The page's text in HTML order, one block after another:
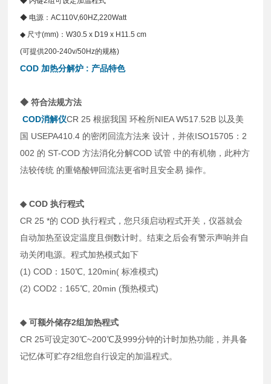
◆ 电源：AC110V,60HZ,220Watt
◆ 尺寸(mm)：W30.5 x D19 x H11.5 cm
(可提供200-240v/50Hz的规格)
COD 加热分解炉 : 产品特色
◆ 符合法规方法
COD消解仪CR 25 根据我国 环检所NIEA W517.52B 以及美
国 USEPA410.4 的密闭回流方法来 设计，并依ISO15705：2
002 的 ST-COD 方法消化分解COD 试管 中的有机物，此种方
法较传统 的重铬酸钾回流法更省时且安全易 操作。
◆ COD 执行程式
CR 25 *的 COD 执行程式，您只须启动程式开关，仪器就会
自动加热至设定温度且倒数计时。结束之后会有警示声响并自
动关闭电源。程式加热模式如下
(1) COD：150℃, 120min( 标准模式)
(2) COD2：165℃, 20min (预热模式)
◆ 可额外储存2组加热程式
CR 25可设定30℃~200℃及999分钟的计时加热功能，并具备
记忆体可贮存2组您自行设定的加温程式。